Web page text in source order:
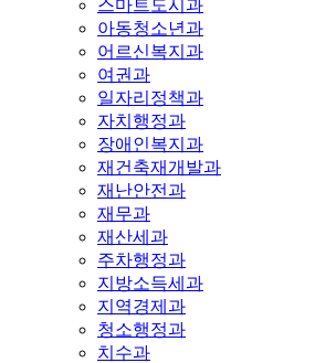
스마트도시과
아동청소년과
어르신복지과
여권과
일자리정책과
자치행정과
장애인복지과
재건축재개발과
재난안전과
재무과
재산세과
주차행정과
지방소득세과
지역경제과
청소행정과
치수과